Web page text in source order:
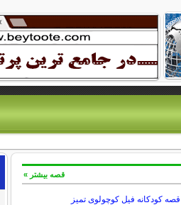
قصه کودکانه فیل کوچولوی تمیز
قصه بیشتر »